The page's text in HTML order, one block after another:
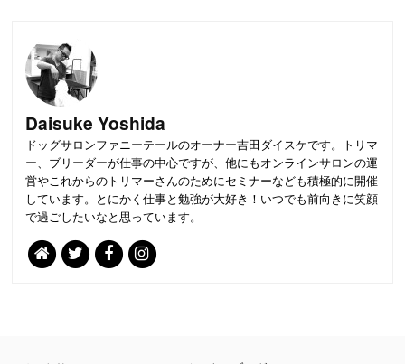
Daisuke Yoshida
ドッグサロンファニーテールのオーナー吉田ダイスケです。トリマ
ー、ブリーダーが仕事の中心ですが、他にもオンラインサロンの運
営やこれからのトリマーさんのためにセミナーなども積極的に開催
しています。とにかく仕事と勉強が大好き！いつでも前向きに笑顔
で過ごしたいなと思っています。